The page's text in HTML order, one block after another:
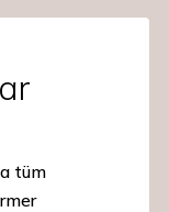
tüm